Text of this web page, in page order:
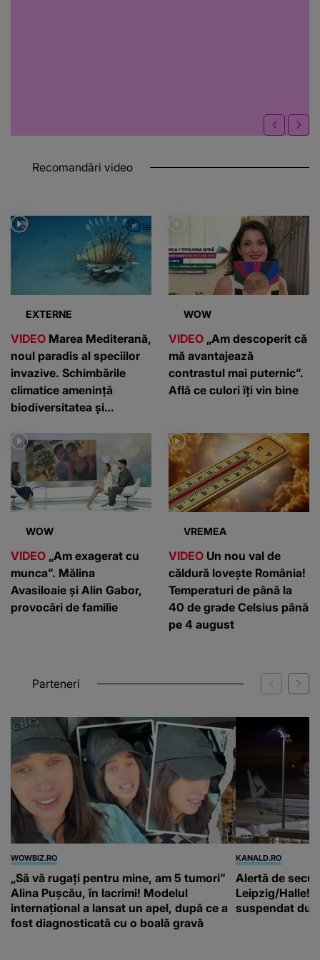
Recomandări video
EXTERNE
VIDEO Marea Mediterană,
noul paradis al speciilor
invazive. Schimbările
climatice amenință
biodiversitatea și
WOW
VIDEO „Am descoperit că
mă avantajează
contrastul mai puternic”.
Află ce culori îți vin bine
WOW
VIDEO „Am exagerat cu
munca”. Mălina
Avasiloaie și Alin Gabor,
provocări de familie
VREMEA
VIDEO Un nou val de
căldură lovește România!
Temperaturi de până la
40 de grade Celsius până
pe 4 august
Parteneri
WOWBIZ.RO
„Să vă rugați pentru mine, am 5 tumori”
Alina Pușcău, în lacrimi! Modelul
internațional a lansat un apel, după ce a
fost diagnosticată cu o boală gravă
KANALD.RO
Alertă de
Leipzig/Halle!
suspendat